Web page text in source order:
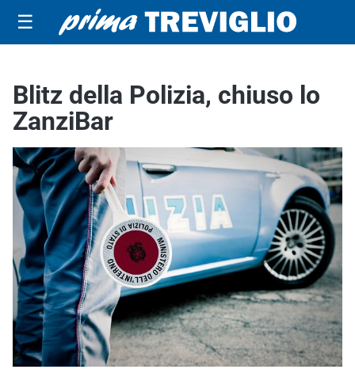
☰
Blitz della Polizia, chiuso lo
ZanziBar